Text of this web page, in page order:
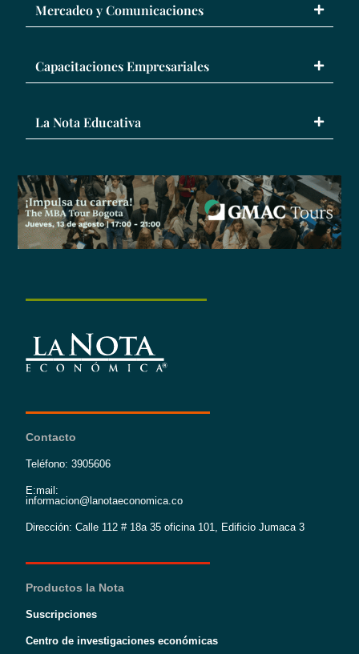
Mercadeo y Comunicaciones
Capacitaciones Empresariales
La Nota Educativa
Contacto
Teléfono: 3905606
E:mail:
informacion@lanotaeconomica.co
Dirección: Calle 112 # 18a 35 oficina 101, Edificio Jumaca 3
Productos la Nota
Suscripciones
Centro de investigaciones económicas